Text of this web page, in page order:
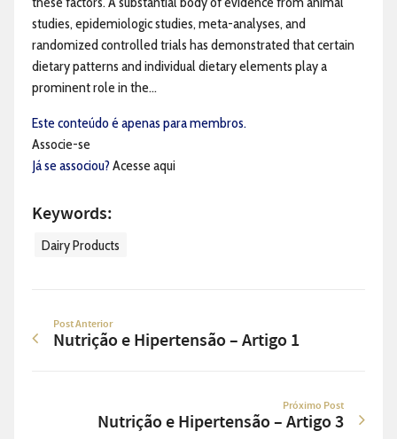
studies, epidemiologic studies, meta-analyses, and
randomized controlled trials has demonstrated that certain
dietary patterns and individual dietary elements play a
prominent role in the...
Este conteúdo é apenas para membros.
Associe-se
Já se associou? Acesse aqui
Keywords:
Dairy Products
Post Anterior
Nutrição e Hipertensão – Artigo 1
Próximo Post
Nutrição e Hipertensão – Artigo 3